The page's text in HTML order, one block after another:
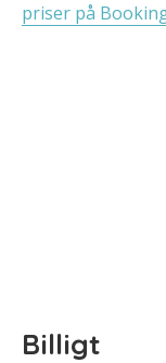
priser på
Billigt